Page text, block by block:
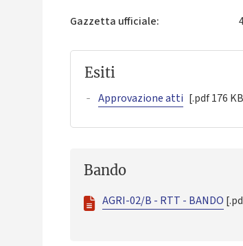
Gazzetta ufficiale:
Esiti
Approvazione atti [.pdf 176
Bando
AGRI-02/B - RTT - BANDO